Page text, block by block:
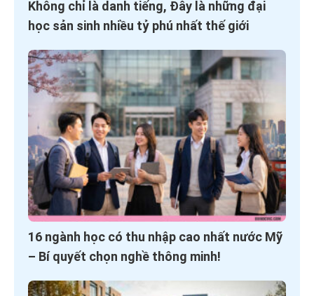
Không chỉ là danh tiếng, Đây là những đại
học sản sinh nhiều tỷ phú nhất thế giới
16 ngành học có thu nhập cao nhất nước Mỹ
– Bí quyết chọn nghề thông minh!